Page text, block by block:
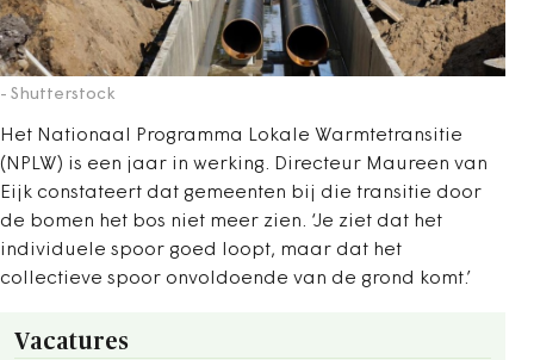
- Shutterstock
Het Nationaal Programma Lokale Warmtetransitie
(NPLW) is een jaar in werking. Directeur Maureen van
Eijk constateert dat gemeenten bij die transitie door
de bomen het bos niet meer zien. ‘Je ziet dat het
individuele spoor goed loopt, maar dat het
collectieve spoor onvoldoende van de grond komt.’
Vacatures